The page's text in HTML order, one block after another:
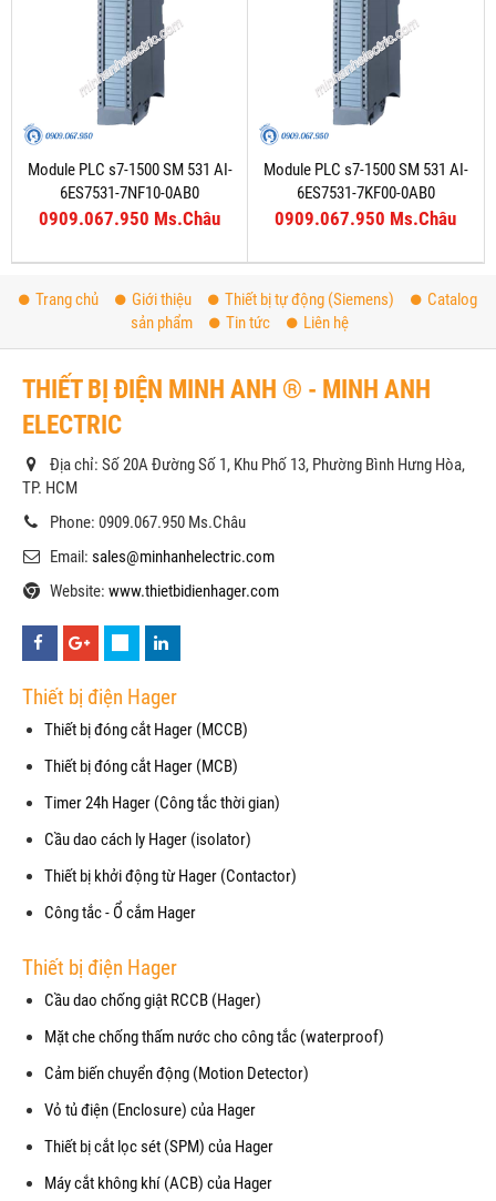
Module PLC s7-1500 SM 531 AI-
6ES7531-7NF10-0AB0
0909.067.950 Ms.Châu
Module PLC s7-1500 SM 531 AI-
6ES7531-7KF00-0AB0
0909.067.950 Ms.Châu
Trang chủ Giới thiệu Thiết bị tự động (Siemens)
Catalog
sản phẩm
Tin tức Liên hệ
THIẾT BỊ ĐIỆN MINH ANH ® - MINH ANH
ELECTRIC
Địa chỉ: Số 20A Đường Số 1, Khu Phố 13, Phường Bình Hưng Hòa,
TP. HCM
Phone: 0909.067.950 Ms.Châu
Email: sales@minhanhelectric.com
Website: www.thietbidienhager.com
Thiết bị điện Hager
Thiết bị đóng cắt Hager (MCCB)
Thiết bị đóng cắt Hager (MCB)
Timer 24h Hager (Công tắc thời gian)
Cầu dao cách ly Hager (isolator)
Thiết bị khởi động từ Hager (Contactor)
Công tắc - Ổ cắm Hager
Thiết bị điện Hager
Cầu dao chống giật RCCB (Hager)
Mặt che chống thấm nước cho công tắc (waterproof)
Cảm biến chuyển động (Motion Detector)
Vỏ tủ điện (Enclosure) của Hager
Thiết bị cắt lọc sét (SPM) của Hager
Máy cắt không khí (ACB) của Hager